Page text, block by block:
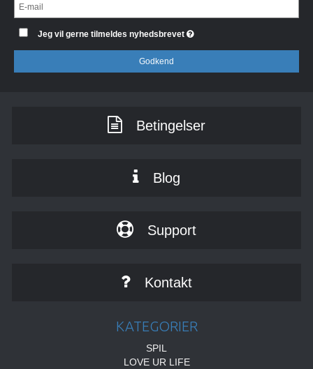
Jeg vil gerne tilmeldes nyhedsbrevet
Godkend
Betingelser
Blog
Support
Kontakt
KATEGORIER
SPIL
LOVE UR LIFE